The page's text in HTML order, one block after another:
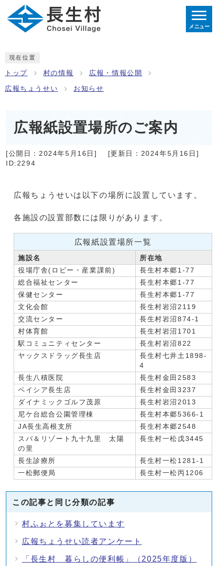
メニュー
現在位置
トップ 村の情報 広報・情報公開
広報ちょうせい お知らせ
広報紙設置場所のご案内
[公開日： 2024年5月16日 ] [更新日： 2024年5月16日 ]
ID:2294
広報ちょうせいは以下の場所に設置しています。
各施設の設置部数には限りがあります。
広報紙設置場所一覧
施設名
所在地
役場庁舎(ロビー・産業課前)
長生村本郷1-77
総合福祉センター
長生村本郷1-77
保健センター
長生村本郷1-77
文化会館
長生村岩沼2119
交流センター
長生村岩沼874-1
村体育館
長生村岩沼1701
駅コミュニティセンター
長生村岩沼822
ヤックスドラッグ長生店
長生村七井土1898-
4
長生八積医院
長生村金田2583
ベイシア長生店
長生村金田3237
ダイナミックゴルフ茂原
長生村岩沼2013
尼ケ台総合公園管理棟
長生村本郷5366-1
JA長生高根支所
長生村本郷2548
スパ＆リゾート九十九里 太陽
の里
長生村一松戊3445
長生診療所
長生村一松1281-1
一松郵便局
長生村一松丙1206
この記事と同じ分類の記事
村ふぉとを募集しています
広報ちょうせい読者アンケート
「長生村 暮らしの便利帳」（2025年度版）